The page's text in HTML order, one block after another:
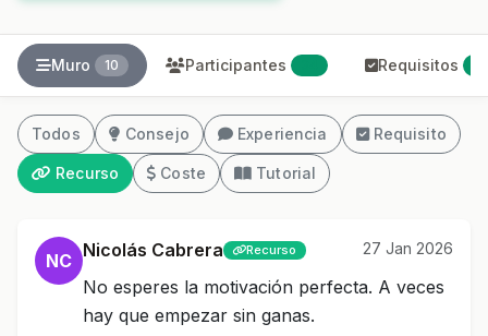
Muro 10 Participantes Requisitos
Todos Consejo Experiencia Requisito
Recurso Coste Tutorial
NC Nicolás Cabrera Recurso 27 Jan 2026
No esperes la motivación perfecta. A veces
hay que empezar sin ganas.